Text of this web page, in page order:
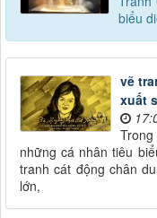
biểu
vẽ
xuất
những cá nhân tiêu
tranh cát động chân
lớn,